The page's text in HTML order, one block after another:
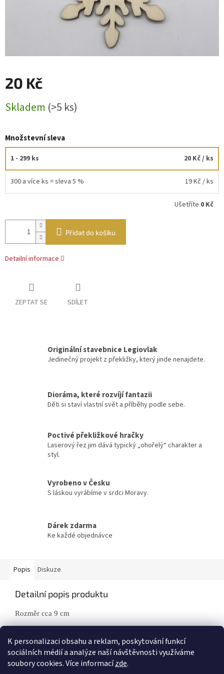
K personalizaci obsahu a reklam, poskytování funkcí
sociálních médií a analýze naší návštěvnosti využíváme
soubory cookies. Více informacízde.
20 Kč
cena:
Skladem (>5 ks)
Množstevní sleva
1 - 299 ks 20 Kč/ ks
300 a více ks = sleva 5 % 19 Kč / ks
Ušetříte 0 Kč
Přidat do košíku
Detailní informace
ZEPTAT SE SDÍLET
Originální stavebnice Legiovlak
Jedinečný projekt z překližky, který jinde nenajdete.
Dioráma, které rozvíjí fantazii
Děti si staví vlastní svět a příběhy podle sebe.
Poctivé překližkové hračky
Laserový řez jim dává typický „ohořelý“ charakter a
styl.
Vyrobeno v Česku
S láskou vyrábíme v srdci Moravy.
Dárek zdarma
Ke každé objednávce
Popis Diskuze
Detailní popis produktu
Rozměr cca 9 cm